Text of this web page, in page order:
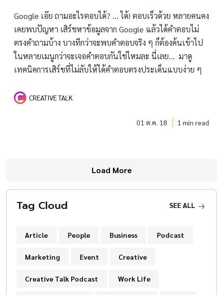
Google เอ๊ย ถามอะไรตอบได้? … ได้! ตอบเร็วด้วย หลายคนคง
เคยพบปัญหา เสิร์ชหาข้อมูลจาก Google แล้วได้คำตอบไม่
ตรงคำถามบ้าง บางทีกว่าจะพบคำตอบจริง ๆ ก็ต้องค้นเข้าไป
ในหลายเมนูกว่าจะเจอคำตอบกันใช่ไหมละ นี่เลย… มาดู
เทคนิคการเสิร์ชที่ไม่ลับให้ได้คำตอบตรงประเด็นแบบง่าย ๆ
CREATIVE TALK
01 ต.ค. 18 1 min read
Load More
Tag Cloud SEE ALL
Article People Business Podcast
Marketing Event Creative
Creative Talk Podcast Work Life